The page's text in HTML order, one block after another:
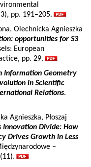
pp. 191–205.
Olechnicka Agnieszka
opportunities for S3
European
pp. 29.
Information Geometry
in Scientific
Relations.
Agnieszka, Płoszaj
Innovation Divide: How
Drives Growth in Less
–